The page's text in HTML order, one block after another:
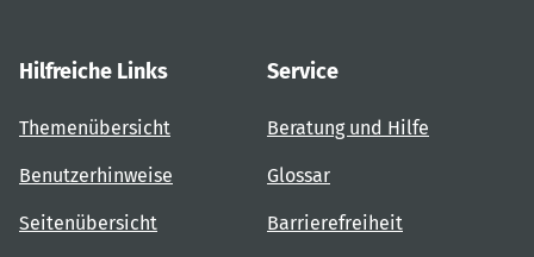
Hilfreiche Links
Themenübersicht
Benutzerhinweise
Seitenübersicht
Service
Beratung und Hilfe
Glossar
Barrierefreiheit